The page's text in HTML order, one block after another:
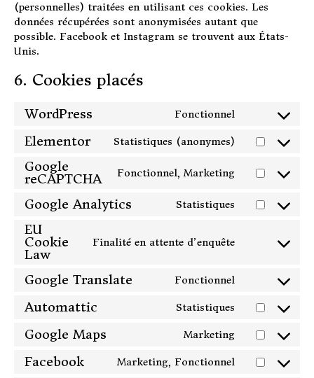
(personnelles) traitées en utilisant ces cookies. Les
données récupérées sont anonymisées autant que
possible. Facebook et Instagram se trouvent aux États-
Unis.
6. Cookies placés
WordPress Fonctionnel
Consent
service
Elementor Statistiques (anonymes)
Consent
service
Google
reCAPTCHA Fonctionnel, Marketing
Consent
service
recaptcha
Google Analytics Statistiques
Consent
service
EU
Cookie
Law
Finalité en attente d’enquête
Consent
service
cookie-
Google Translate Fonctionnel
Consent
service
google-
Automattic Statistiques
Consent
service
automattic
Google Maps Marketing
Consent
service
Facebook Marketing, Fonctionnel
Consent